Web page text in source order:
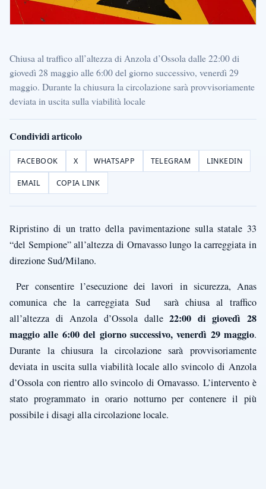
Chiusa al traffico all’altezza di Anzola d’Ossola dalle 22:00 di
giovedì 28 maggio alle 6:00 del giorno successivo, venerdì 29
maggio. Durante la chiusura la circolazione sarà provvisoriamente
deviata in uscita sulla viabilità locale
Condividi articolo
FACEBOOK X WHATSAPP TELEGRAM LINKEDIN
EMAIL COPIA LINK
Ripristino di un tratto della pavimentazione sulla statale 33
“del Sempione” all’altezza di Ornavasso lungo la carreggiata in
direzione Sud/Milano.
Per consentire l’esecuzione dei lavori in sicurezza, Anas
comunica che la carreggiata Sud sarà chiusa al traffico
all’altezza di Anzola d’Ossola dalle22:00 di giovedì 28
maggio alle 6:00 del giorno successivo, venerdì 29 maggio.
Durante la chiusura la circolazione sarà provvisoriamente
deviata in uscita sulla viabilità locale allo svincolo di Anzola
d’Ossola con rientro allo svincolo di Ornavasso. L’intervento è
stato programmato in orario notturno per contenere il più
possibile i disagi alla circolazione locale.